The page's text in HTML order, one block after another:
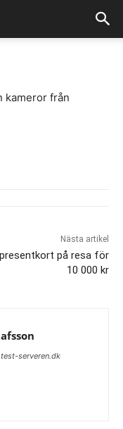
kameror från
Nästa artikel
på resa för
10 000 kr
serveren.dk